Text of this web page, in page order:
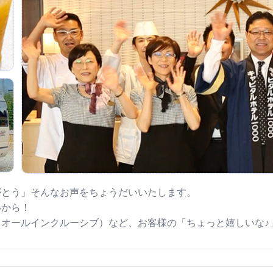
う」そんなお声をちょうだいいたします。
ールインクルーシブ）など、お客様の「ちょっと嬉しいな
宿泊プランをチェックする